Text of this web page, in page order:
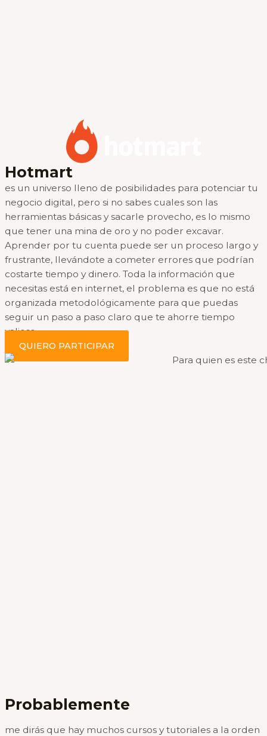
Hotmart
es un universo lleno de posibilidades para potenciar tu
negocio digital, pero si no sabes cuales son las
herramientas básicas y sacarle provecho, es lo mismo
que tener una mina de oro y no poder excavar.
Aprender por tu cuenta puede ser un proceso largo y
frustrante, llevándote a cometer errores que podrían
costarte tiempo y dinero. Toda la información que
necesitas está en internet, el problema es que no está
organizada metodológicamente para que puedas
seguir un paso a paso claro que te ahorre tiempo
valioso.
QUIERO PARTICIPAR
Probablemente
me dirás que hay muchos cursos y tutoriales a la orden